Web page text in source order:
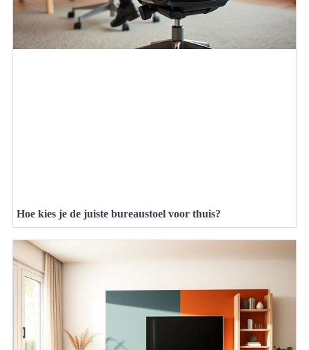
Hoe kies je de juiste bureaustoel voor thuis?